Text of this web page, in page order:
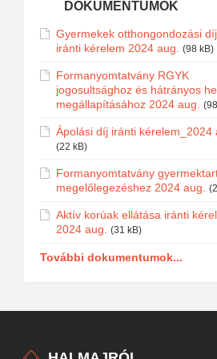
DOKUMENTUMOK
Gyermekek otthongondozási
iránti kérelem 2024 aug. (98 kB)
Formanyomtatvány RGYK
jogosultsághoz és hátrányos
megállapításához 2024 aug.
Ápolási díj iránti kérelem_2024
(22 kB)
Formanyomtatvány
megelőlegezéshez 2024 aug.
Aktív korúak ellátása iránti
2024 aug. (31 kB)
További dokumentumok...